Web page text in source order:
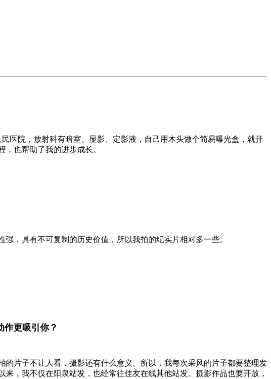
医院，放射科有暗室、显影、定影液，自己用木头做个简易曝光盒，就开
也帮助了我的进步成长。
，具有不可复制的历史价值，所以我拍的纪实片相对多一些。
作更吸引你？
片子不让人看，摄影还有什么意义。所以，我每次采风的片子都要整理发
，我不仅在阳泉站发，也经常往佳友在线其他站发。摄影作品也要开放，